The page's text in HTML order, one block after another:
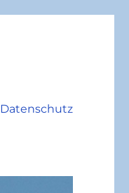
Datenschutz